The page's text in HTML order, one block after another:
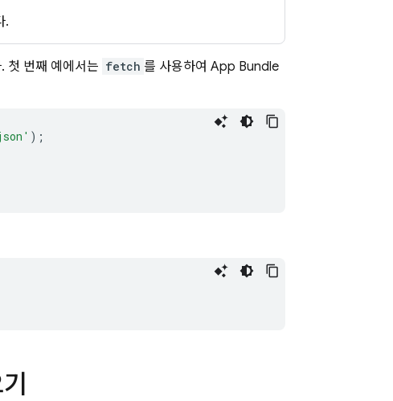
.
첫 번째 예에서는 fetch 를 사용하여 App Bundle
);